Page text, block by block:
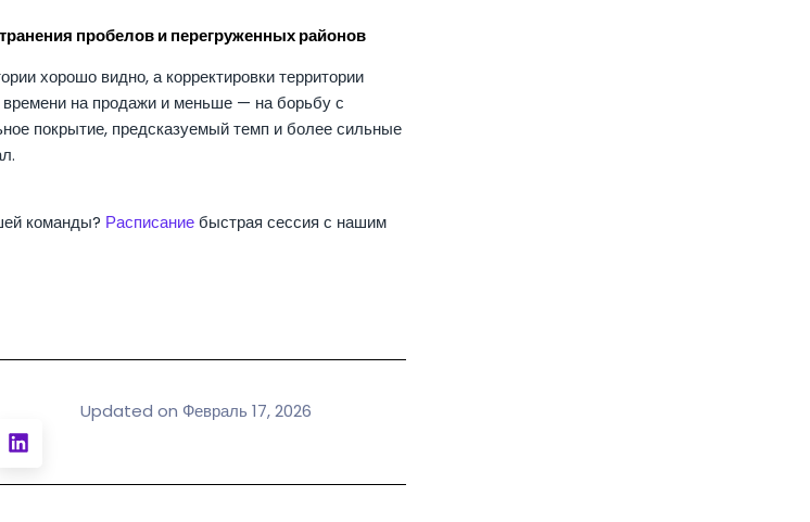
пробелов и перегруженных районов
хорошо видно, а корректировки территории
на продажи и меньше — на борьбу с
покрытие, предсказуемый темп и более сильные
команды? Расписаниебыстрая сессия с нашим
Updated on Февраль 17, 2026